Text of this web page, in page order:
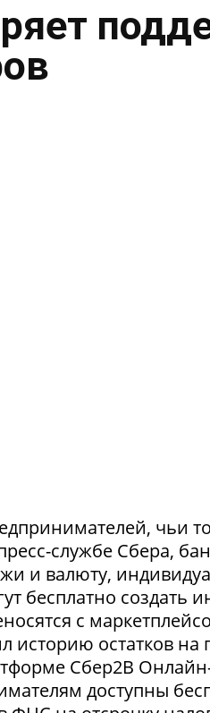
чьи
службе Сбера,
и валюту,
бесплатно создать
с
историю остатков на
Сбер2В
доступны